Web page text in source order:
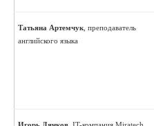
Татьяна Артемчук , преподаватель
английского языка